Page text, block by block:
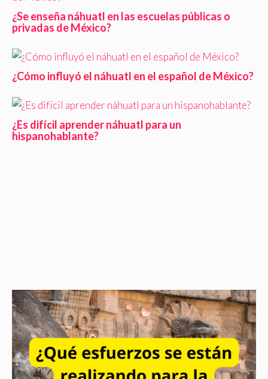
¿Se enseña náhuatl en las escuelas públicas o
privadas de México?
¿Cómo influyó el náhuatl en el español de México?
¿Es difícil aprender náhuatl para un
hispanohablante?